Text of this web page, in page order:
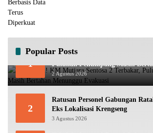
Popular Posts
1
Mencekam! KM Mutiara Sentosa
Puluhan Penumpang Masih
Evakuasi
2 Agustus 2026
2
Ratusan Personel Gabungan
Eks Lokalisasi Krengseng
3 Agustus 2026